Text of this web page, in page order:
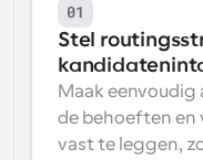
Webhooks
Ontvang een
01
Stel
Maak
de behoeften en
vast te leggen,